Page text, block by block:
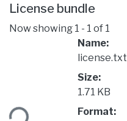
License bundle
Now showing 1 - 1 of 1
Name:
license.txt
Size:
1.71 KB
Format: